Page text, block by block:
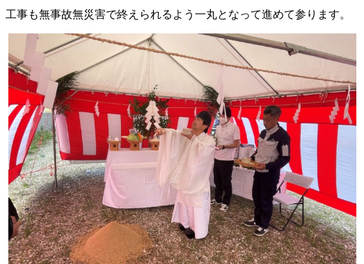
工事も無事故無災害で終えられるよう一丸となって進めて参ります。